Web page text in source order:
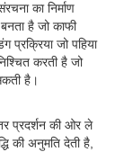
का निर्माण
है जो काफी
जो पहिया
करती है जो
है।
प्रदर्शन की ओर ले
की अनुमति देती है,